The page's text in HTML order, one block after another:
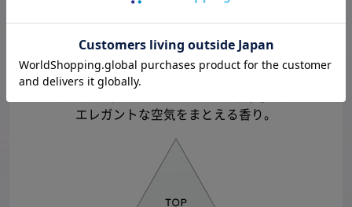
ホワイトフローラルムスク
エレガントな空気をまとえる香り。